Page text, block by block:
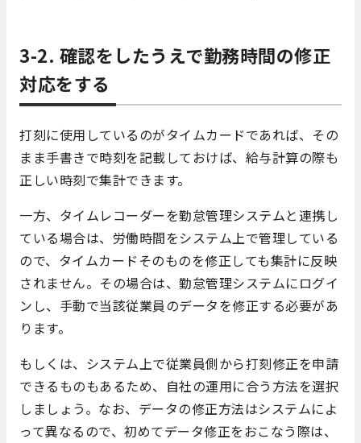
3-2. 確認をしたうえで勤務時間の修正
対応をする
打刻に使用しているのがタイムカードであれば、その
まま手書きで時刻を記載しておけば、給与計算の際も
正しい時刻で集計できます。
一方、タイムレコーダーを勤怠管理システムと連携し
ている場合は、労働時間をシステム上で管理している
ので、タイムカードそのものを修正しても集計に反映
されません。その場合は、勤怠管理システムにログイ
ンし、手動で当該従業員のデータを修正する必要があ
ります。
もしくは、システム上で従業員側から打刻修正を申請
できるものもあるため、自社の運用に合う方法を選択
しましょう。なお、データの修正方法はシステムによ
って異なるので、初めてデータ修正をおこなう際は、